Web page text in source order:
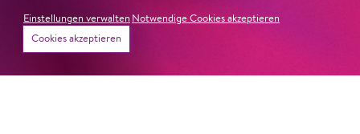
#KOBSiKo
Einstellungen verwalten Notwendige Cookies akzeptieren
Cookies akzeptieren